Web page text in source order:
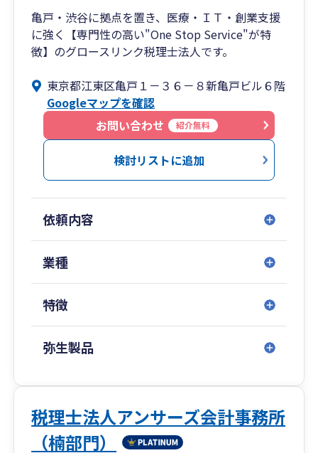
など守秘義務に反しないかたちでお伝えすること
が可能です。
■弊所の特色
・年間300件以上の申告を行ってきたがクレーム
や解約がほとんどない
・申告書のトリプルチェックの実施
・安心のチーム制、毎月顧問先毎の検討会（カン
ファレンス）の実施
・オンライン・電子化対応
・アクセスのしやすい立地（オンライン対応可）
■無料相談のご案内
弊社では、初回の無料相談を実施しております。
（対面またはオンライン）
相談後の無理な営業は一切いたしませんのでご安
心ください。
亀戸・渋谷に拠点を置き、医療・ＩＴ・創業支援
に強く【専門性の高い"One Stop Service"が特
徴】のグロースリンク税理士法人です。
東京都江東区亀戸１－３６－８新亀戸ビル６階
Googleマップを確認
お問い合わせ
紹介無料
検討リストに追加
依頼内容
業種
特徴
弥生製品
税理士法人アンサーズ会計事務所
（楠部門）